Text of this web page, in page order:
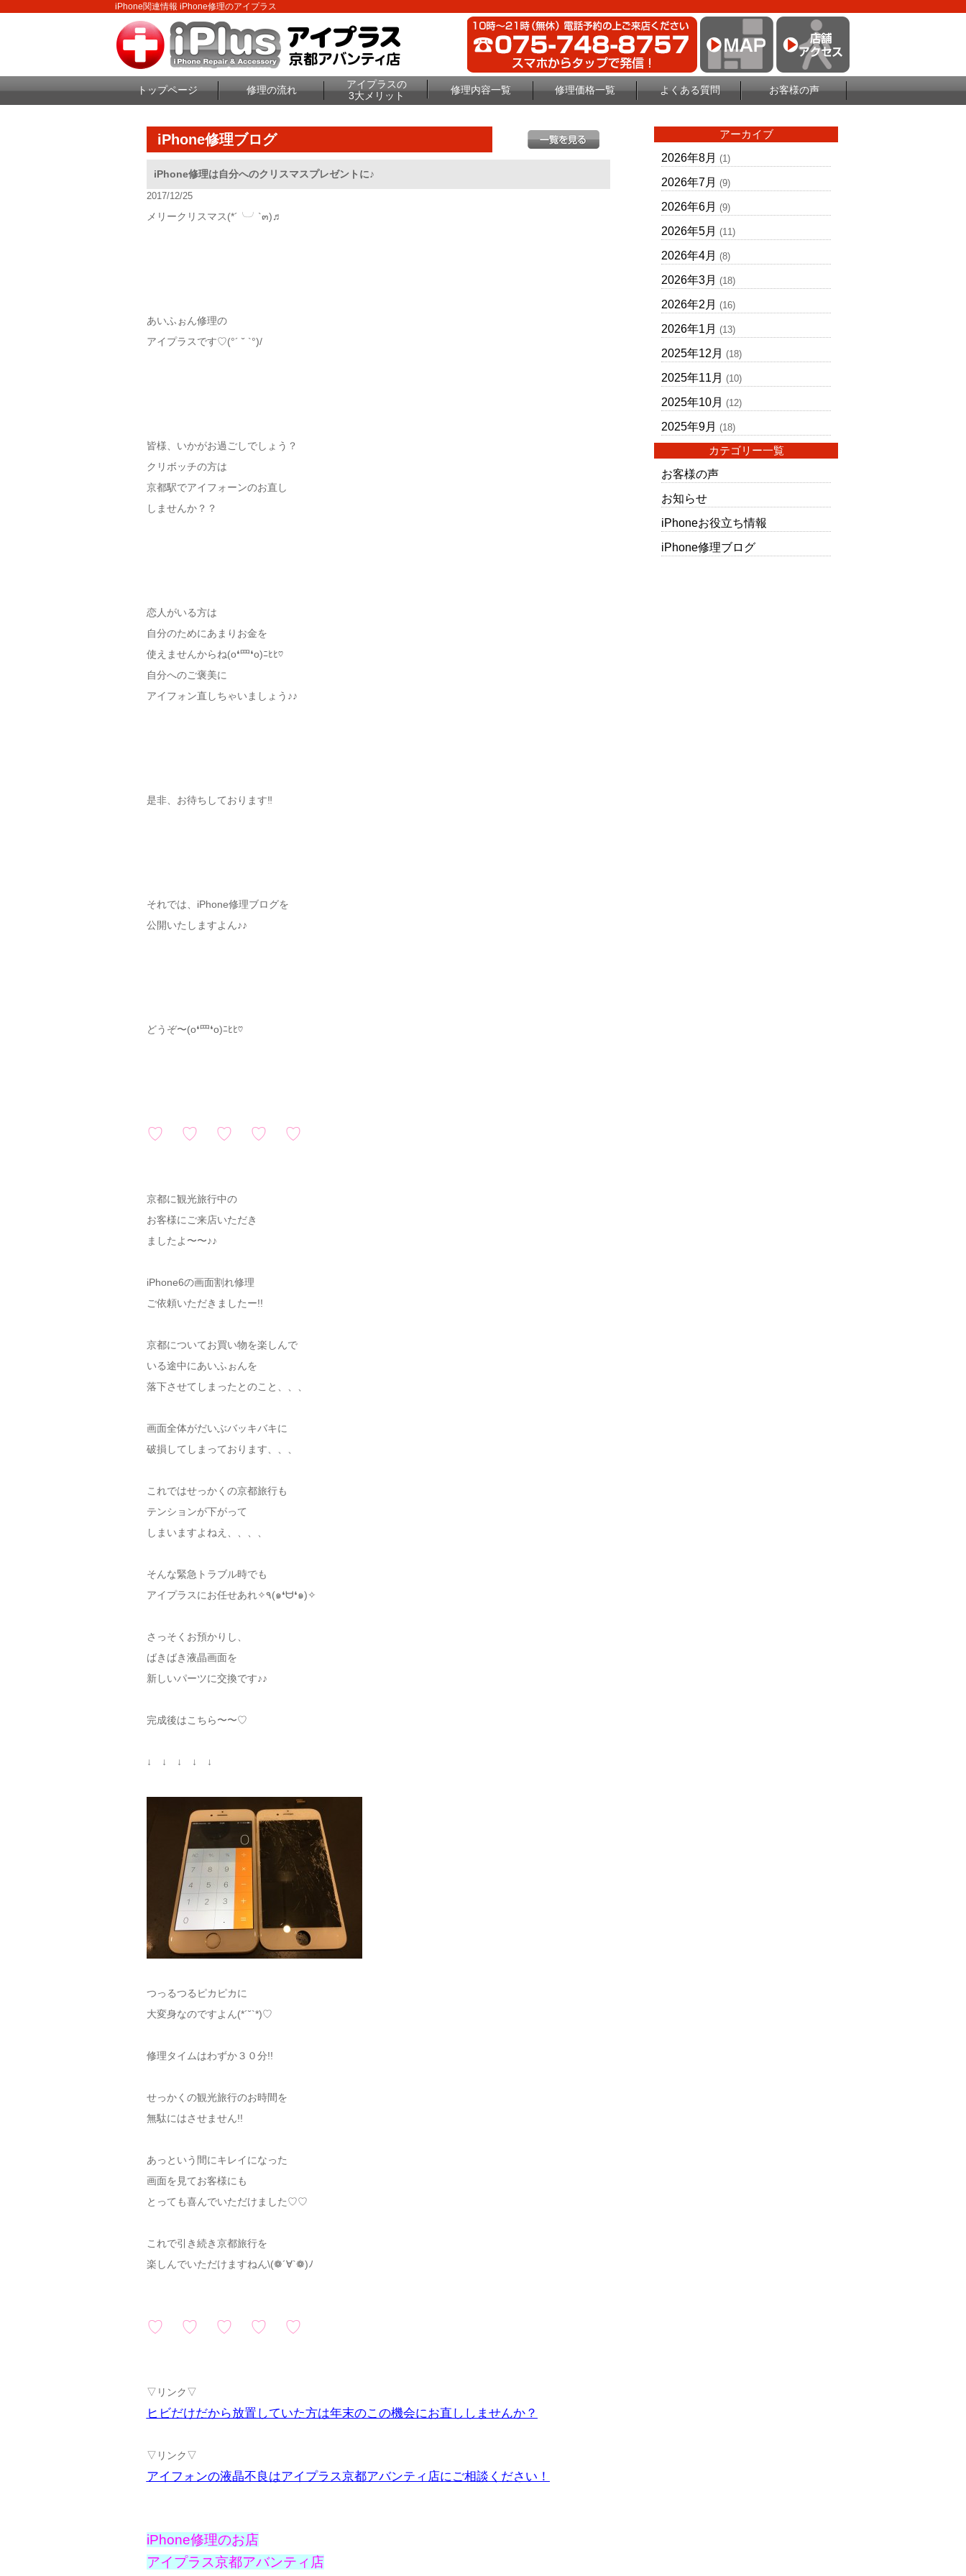
iPhone関連情報 iPhone修理のアイプラス
トップページ 修理の流れ
アイプラスの
3大メリット
修理内容一覧 修理価格一覧 よくある質問 お客様の声
iPhone修理ブログ
iPhone修理は自分へのクリスマスプレゼントに♪
2017/12/25
メリークリスマス(*´╰╯`๓)♬
あいふぉん修理の
アイプラスです♡(°´ ˘ `°)/
皆様、いかがお過ごしでしょう？
クリボッチの方は
京都駅でアイフォーンのお直し
しませんか？？
恋人がいる方は
自分のためにあまりお金を
使えませんからね(o❛罒❛o)ﾆﾋﾋ♡
自分へのご褒美に
アイフォン直しちゃいましょう♪♪
是非、お待ちしております‼︎
それでは、iPhone修理ブログを
公開いたしますよん♪♪
どうぞ〜(o❛罒❛o)ﾆﾋﾋ♡
♡ ♡ ♡ ♡ ♡
京都に観光旅行中の
お客様にご来店いただき
ましたよ〜〜♪♪
iPhone6の画面割れ修理
ご依頼いただきましたー!!
京都についてお買い物を楽しんで
いる途中にあいふぉんを
落下させてしまったとのこと、、、
画面全体がだいぶバッキバキに
破損してしまっております、、、
これではせっかくの京都旅行も
テンションが下がって
しまいますよねえ、、、、
そんな緊急トラブル時でも
アイプラスにお任せあれ✧٩(๑❛ᗨ❛๑)✧
さっそくお預かりし、
ばきばき液晶画面を
新しいパーツに交換です♪♪
完成後はこちら〜〜♡
↓ ↓ ↓ ↓ ↓
つっるつるピカピカに
大変身なのですよん(*´˘`*)♡
修理タイムはわずか３０分!!
せっかくの観光旅行のお時間を
無駄にはさせません!!
あっという間にキレイになった
画面を見てお客様にも
とっても喜んでいただけました♡♡
これで引き続き京都旅行を
楽しんでいただけますねん\(❁´∀`❁)ﾉ
♡ ♡ ♡ ♡ ♡
▽リンク▽
ヒビだけだから放置していた方は年末のこの機会にお直ししませんか？
▽リンク▽
アイフォンの液晶不良はアイプラス京都アバンティ店にご相談ください！
iPhone修理のお店
アイプラス京都アバンティ店
アーカイブ
2026年8月 (1)
2026年7月 (9)
2026年6月 (9)
2026年5月 (11)
2026年4月 (8)
2026年3月 (18)
2026年2月 (16)
2026年1月 (13)
2025年12月 (18)
2025年11月 (10)
2025年10月 (12)
2025年9月 (18)
カテゴリー一覧
お客様の声
お知らせ
iPhoneお役立ち情報
iPhone修理ブログ